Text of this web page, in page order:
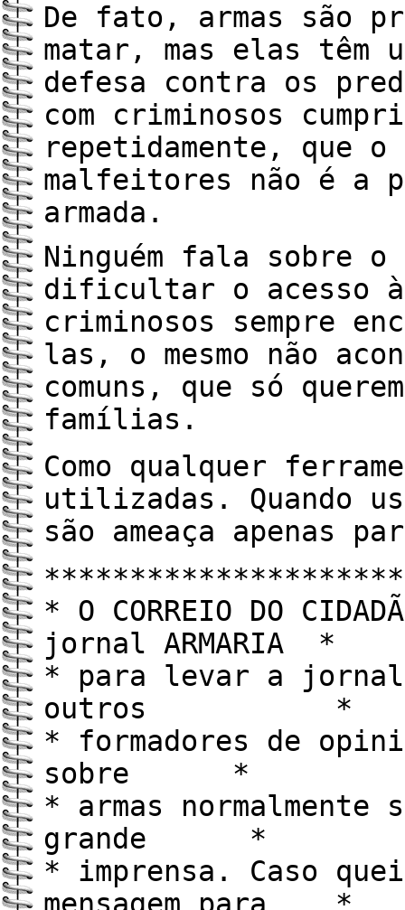
De fato, armas são
matar, mas elas têm
defesa contra os
com criminosos
repetidamente, que o
malfeitores não é a
armada.
Ninguém fala sobre o
dificultar o acesso
criminosos sempre
las, o mesmo não
comuns, que só
famílias.
Como qualquer
utilizadas. Quando
são ameaça apenas
* O CORREIO DO
jornal ARMARIA *
* para levar a
outros *
* formadores de
sobre *
* armas normalmente
grande *
* imprensa. Caso